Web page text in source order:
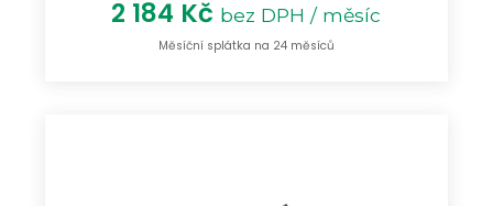
2 184 Kč bez DPH / měsíc
Měsíční splátka na 24 měsíců